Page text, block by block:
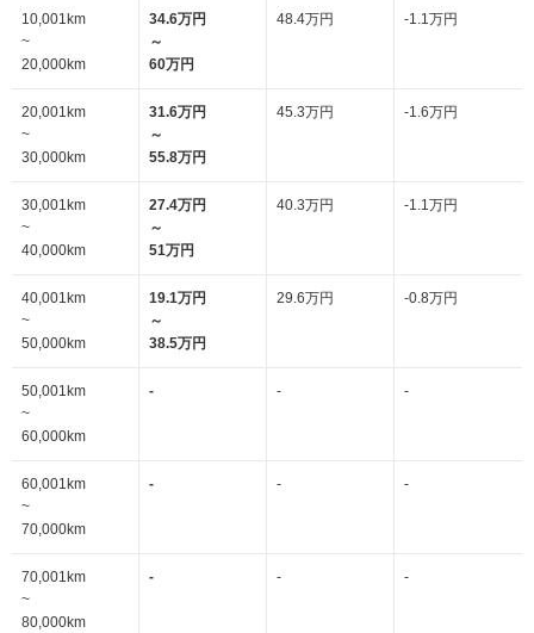
10,001km
~
20,000km
34.6万円
～
60万円
48.4万円 -1.1万円
20,001km
~
30,000km
31.6万円
～
55.8万円
45.3万円 -1.6万円
30,001km
~
40,000km
27.4万円
～
51万円
40.3万円 -1.1万円
40,001km
~
50,000km
19.1万円
～
38.5万円
29.6万円 -0.8万円
50,001km
~
60,000km
- - -
60,001km
~
70,000km
- - -
70,001km
~
80,000km
- - -